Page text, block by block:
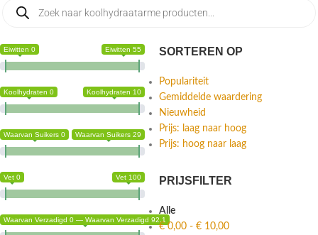
Eiwitten 0 Eiwitten 55
Koolhydraten 0 Koolhydraten 10
Waarvan Suikers 0 Waarvan Suikers 29
Vet 0 Vet 100
Waarvan Verzadigd 0 — Waarvan Verzadigd 92.1
SORTEREN OP
Populariteit
Gemiddelde waardering
Nieuwheid
Prijs: laag naar hoog
Prijs: hoog naar laag
PRIJSFILTER
Alle
€0,00 - € 10,00